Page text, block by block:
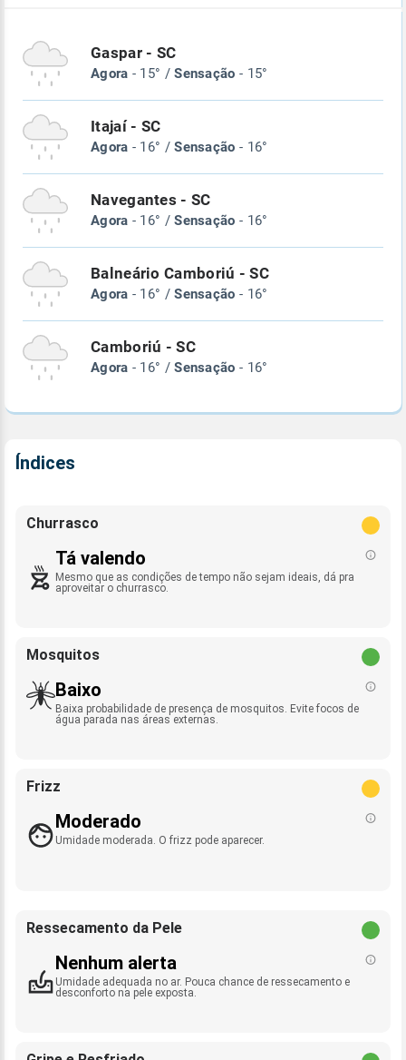
Gaspar - SC
Agora - 15° /Sensação - 15°
Itajaí - SC
Agora - 16° /Sensação - 16°
Navegantes - SC
Agora - 16° /Sensação - 16°
Balneário Camboriú - SC
Agora - 16° /Sensação - 16°
Camboriú - SC
Agora - 16° /Sensação - 16°
Índices
Churrasco
Tá valendo
Mesmo que as condições de tempo não sejam ideais, dá pra
aproveitar o churrasco.
Mosquitos
Baixo
Baixa probabilidade de presença de mosquitos. Evite focos de
água parada nas áreas externas.
Frizz
Moderado
Umidade moderada. O frizz pode aparecer.
Ressecamento da Pele
Nenhum alerta
Umidade adequada no ar. Pouca chance de ressecamento e
desconforto na pele exposta.